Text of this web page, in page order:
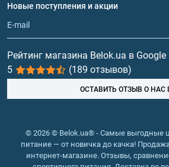
Обмен и возврат
Гейнеры
Витамины и минералы
Рыбий жир, жирные кислоты
Новые поступления и акции
Рейтинг магазина Belok.ua в Google
5
(189 отзывов)
ОСТАВИТЬ ОТЗЫВ О НАС
© 2026 © Belok.ua® - Самые выгодные
питание — от новичка до качка!
интернет-магазине. Отзывы,